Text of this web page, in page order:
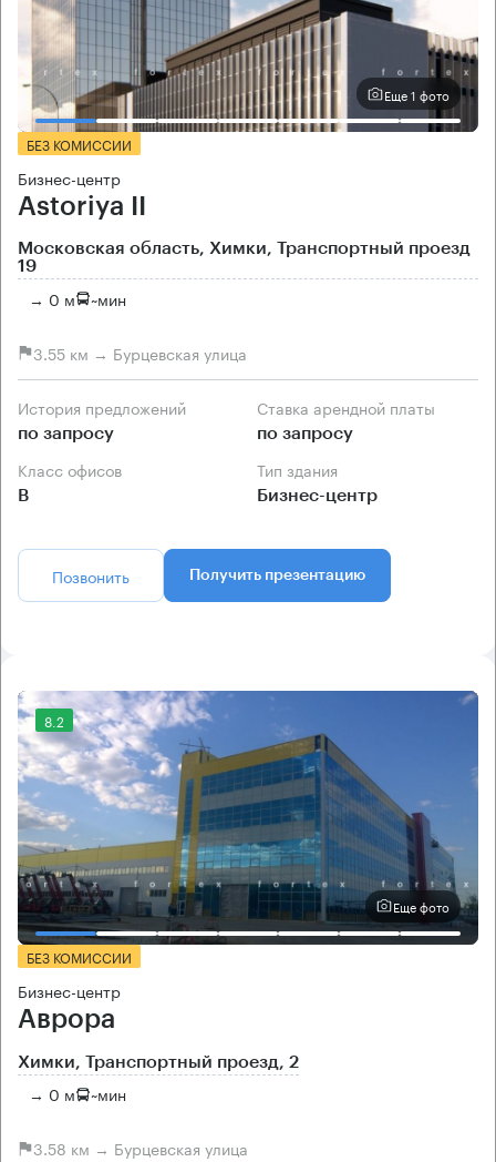
Еще 1 фото
БЕЗ КОМИССИИ
Бизнес-центр
Astoriya II
Московская область, Химки, Транспортный проезд
19
→ 0 м ~мин
3.55 км → Бурцевская улица
История предложений
по запросу
Ставка арендной платы
по запросу
Класс офисов
B
Тип здания
Бизнес-центр
Позвонить Получить презентацию
8.2
Еще фото
БЕЗ КОМИССИИ
Бизнес-центр
Аврора
Химки, Транспортный проезд, 2
→ 0 м ~мин
3.58 км → Бурцевская улица